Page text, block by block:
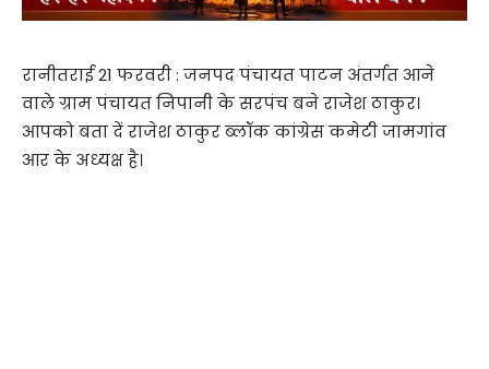
रानीतराई 21 फरवरी : जनपद पंचायत पाटन अंतर्गत आने
वाले ग्राम पंचायत निपानी के सरपंच बने राजेश ठाकुर।
आपको बता दें राजेश ठाकुर ब्लॉक कांग्रेस कमेटी जामगांव
आर के अध्यक्ष है।